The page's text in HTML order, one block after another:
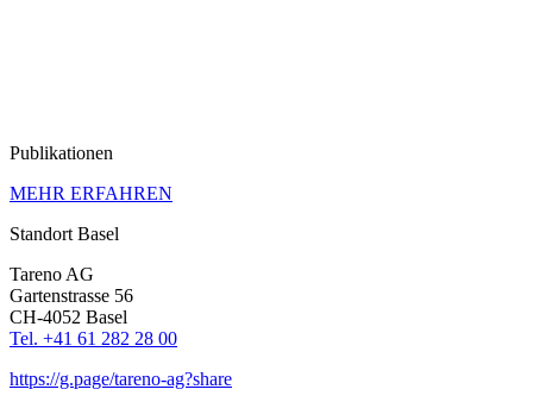
Publi­ka­tionen
MEHR ERFAHREN
Standort Basel
Tareno AG
Garten­strasse 56
CH-4052 Basel
Tel. +41 61 282 28 00
https://g.page/tareno-ag?share